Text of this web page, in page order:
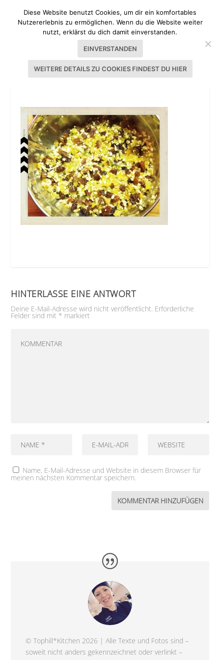
CHRISTSTOLLEN
HINTERLASSE EINE ANTWORT
Deine E-Mail-Adresse wird nicht veröffentlicht. Erforderliche
Felder sind mit * markiert
Name, E-Mail-Adresse und Website in diesem Browser für
meinen nächsten Kommentar speichern.
© Tophill*Kitchen 2026 | Alle Texte und Fotos sind –
soweit nicht anders gekennzeichnet oder verlinkt –
Diese Website benutzt Cookies, um dir ein komfortables
Nutzererlebnis zu ermöglichen. Wenn du die Website weiter
nutzt, erklärst du dich damit einverstanden.
EINVERSTANDEN
WEITERE DETAILS ZU COOKIES FINDEST DU HIER